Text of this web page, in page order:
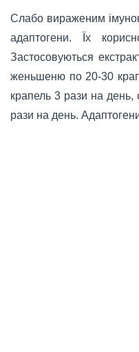
Слабо вираженим
адаптогени. Їх
Застосовуються
женьшеню по 20-30
крапель 3 рази на
рази на день.